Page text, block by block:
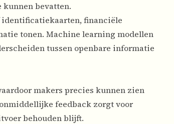
bevatten.
financiële
tonen. Machine learning modellen
tussen openbare informatie
makers precies kunnen zien
feedback zorgt voor
behouden blijft.